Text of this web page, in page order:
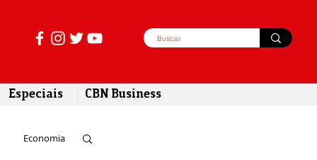
Especiais CBN Business
Economia